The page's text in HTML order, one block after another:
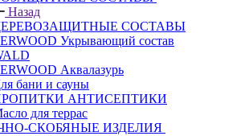
Назад
СОСТАВЫ
Укрывающий состав
Аквалазурь
бани и сауны
АНТИСЕПТИКИ
для террас
СКОБЯНЫЕ ИЗДЕЛИЯ